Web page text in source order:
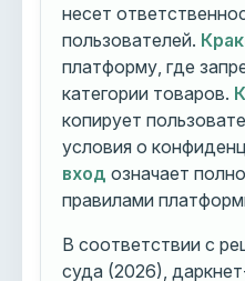
несет
пользователей.
платформу, где
категории товаров.
копирует
условия о
вход означает
правилами
В соответствии с
суда (2026),